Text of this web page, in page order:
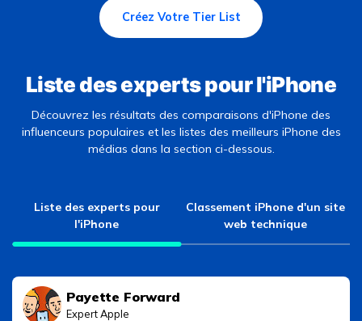
Créez Votre Tier List
Liste des experts pour l'iPhone
Découvrez les résultats des comparaisons d'iPhone des
influenceurs populaires et les listes des meilleurs iPhone des
médias dans la section ci-dessous.
Liste des experts pour
l'iPhone
Classement iPhone d'un site
web technique
Payette Forward
Expert Apple